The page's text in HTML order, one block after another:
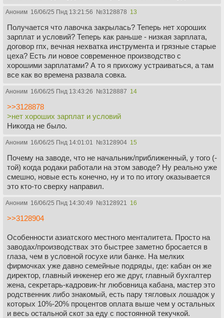
Аноним 16/06/25 Пнд 13:21:56 №3128878 13
Получается что лавочка закрылась? Теперь нет хороших
зарплат и условий? Теперь как раньше - низкая зарплата,
договор гпх, вечная нехватка инструмента и грязные старые
цеха? Есть ли новое современное производство с
хорошими зарплатами? А то я прихожу устраиваться, а там
все как во времена развала совка.
Аноним 16/06/25 Пнд 13:43:26 №3128887 14
>>3128878
>нет хороших зарплат и условий
Никогда не было.
Аноним 16/06/25 Пнд 14:01:01 №3128904 15
Почему на заводе, что не начальник/приближенный, у того (-
той) когда родаки работали на этом заводе? Ну реально уже
смешно, новые есть конечно, ну и то по итогу оказывается
это кто-то сверху направил.
Аноним 16/06/25 Пнд 14:30:49 №3128921 16
>>3128904
Особенности азиатского местного менталитета. Просто на
заводах/производствах это быстрее заметно бросается в
глаза, чем в условной госухе или банке. На мелких
фирмочках уже давно семейные подряды, где: кабан он же
директор, главный инженер его же друг, главный бухгалтер
жена, секретарь-кадровик-hr любовница кабана, мастер это
родственник либо знакомый, есть пару тягловых лошадок у
которых 10%-20% процентов оплата выше чем у остальных
и весь остальной скот за еду с постоянной текучкой.